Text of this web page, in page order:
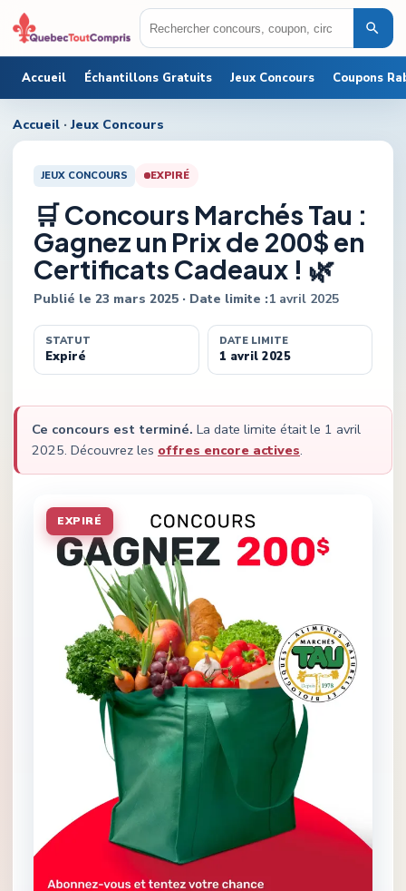
Accueil Échantillons Gratuits Jeux Concours Coupons
Accueil · Jeux Concours
JEUX CONCOURS EXPIRÉ
🛒 Concours Marchés Tau :
Gagnez un Prix de 200$ en
Certificats Cadeaux ! 🌿
Publié le 23 mars 2025 · Date limite :1 avril 2025
STATUT
Expiré
DATE LIMITE
1 avril 2025
Ce concours est terminé. La date limite était le 1 avril
2025. Découvrez les offres encore actives.
EXPIRÉ